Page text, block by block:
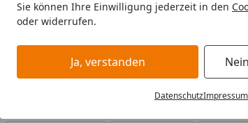
Sie können Ihre Einwilligung jederzeit in den
oder widerrufen.
Ja, verstanden
DatenschutzImpressum
MJAMJAM BARF Öle bei Zoologo und
unterschiedliche Bedürfnisse.
Ihre Artikelübersicht